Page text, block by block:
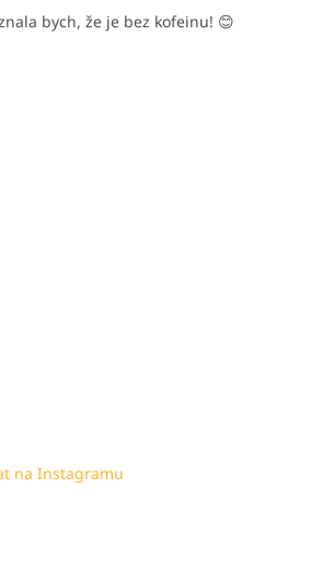
bych, že je bez kofeinu! 😊
na Instagramu